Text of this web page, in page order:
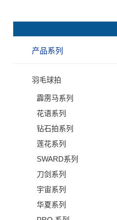
产品系列
羽毛球拍
霹雳马系列
花语系列
钻石拍系列
莲花系列
SWARD系列
刀剑系列
宇宙系列
华夏系列